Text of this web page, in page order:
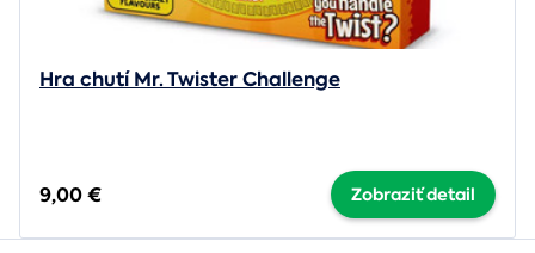
Hra chutí Mr. Twister Challenge
9,00 € Zobraziť detail